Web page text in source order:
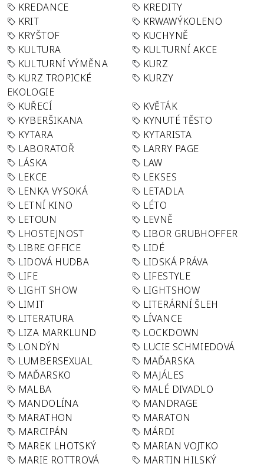
KREDANCE
KREDITY
KRIT
KRWAWÝKOLENO
KRYŠTOF
KUCHYNĚ
KULTURA
KULTURNÍ AKCE
KULTURNÍ VÝMĚNA
KURZ
KURZ TROPICKÉ
EKOLOGIE
KURZY
KUŘECÍ
KVĚTÁK
KYBERŠIKANA
KYNUTÉ TĚSTO
KYTARA
KYTARISTA
LABORATOŘ
LARRY PAGE
LÁSKA
LAW
LEKCE
LEKSES
LENKA VYSOKÁ
LETADLA
LETNÍ KINO
LÉTO
LETOUN
LEVNĚ
LHOSTEJNOST
LIBOR GRUBHOFFER
LIBRE OFFICE
LIDÉ
LIDOVÁ HUDBA
LIDSKÁ PRÁVA
LIFE
LIFESTYLE
LIGHT SHOW
LIGHTSHOW
LIMIT
LITERÁRNÍ ŠLEH
LITERATURA
LÍVANCE
LIZA MARKLUND
LOCKDOWN
LONDÝN
LUCIE SCHMIEDOVÁ
LUMBERSEXUAL
MAĎARSKA
MAĎARSKO
MAJÁLES
MALBA
MALÉ DIVADLO
MANDOLÍNA
MANDRAGE
MARATHON
MARATON
MARCIPÁN
MÁRDI
MAREK LHOTSKÝ
MARIAN VOJTKO
MARIE ROTTROVÁ
MARTIN HILSKÝ